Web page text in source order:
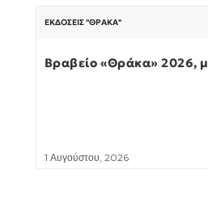
ΕΚΔΌΣΕΙΣ "ΘΡΆΚΑ"
Βραβείο «Θράκα» 2026,
1 Αυγούστου, 2026